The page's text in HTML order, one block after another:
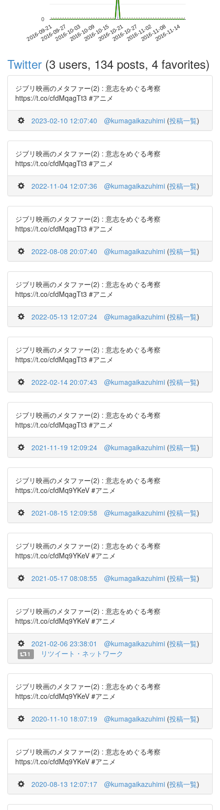
2016-09-212016-09-272016-10-032016-10-092016-10-152016-10-212016-10-272016-11-022016-11-082016-11-14
0
Twitter (3 users, 134 posts, 4 favorites)
ジブリ映画のメタファー(2) : 意志をめぐる考察
https://t.co/cfdMqagTt3 #アニメ
2023-02-10 12:07:40 @kumagaikazuhimi (投稿一覧)
ジブリ映画のメタファー(2) : 意志をめぐる考察
https://t.co/cfdMqagTt3 #アニメ
2022-11-04 12:07:36 @kumagaikazuhimi (投稿一覧)
ジブリ映画のメタファー(2) : 意志をめぐる考察
https://t.co/cfdMqagTt3 #アニメ
2022-08-08 20:07:40 @kumagaikazuhimi (投稿一覧)
ジブリ映画のメタファー(2) : 意志をめぐる考察
https://t.co/cfdMqagTt3 #アニメ
2022-05-13 12:07:24 @kumagaikazuhimi (投稿一覧)
ジブリ映画のメタファー(2) : 意志をめぐる考察
https://t.co/cfdMqagTt3 #アニメ
2022-02-14 20:07:43 @kumagaikazuhimi (投稿一覧)
ジブリ映画のメタファー(2) : 意志をめぐる考察
https://t.co/cfdMqagTt3 #アニメ
2021-11-19 12:09:24 @kumagaikazuhimi (投稿一覧)
ジブリ映画のメタファー(2) : 意志をめぐる考察
https://t.co/cfdMq9YKeV #アニメ
2021-08-15 12:09:58 @kumagaikazuhimi (投稿一覧)
ジブリ映画のメタファー(2) : 意志をめぐる考察
https://t.co/cfdMq9YKeV #アニメ
2021-05-17 08:08:55 @kumagaikazuhimi (投稿一覧)
ジブリ映画のメタファー(2) : 意志をめぐる考察
https://t.co/cfdMq9YKeV #アニメ
2021-02-06 23:38:01 @kumagaikazuhimi (投稿一覧)
1 リツイート・ネットワーク
ジブリ映画のメタファー(2) : 意志をめぐる考察
https://t.co/cfdMq9YKeV #アニメ
2020-11-10 18:07:19 @kumagaikazuhimi (投稿一覧)
ジブリ映画のメタファー(2) : 意志をめぐる考察
https://t.co/cfdMq9YKeV #アニメ
2020-08-13 12:07:17 @kumagaikazuhimi (投稿一覧)